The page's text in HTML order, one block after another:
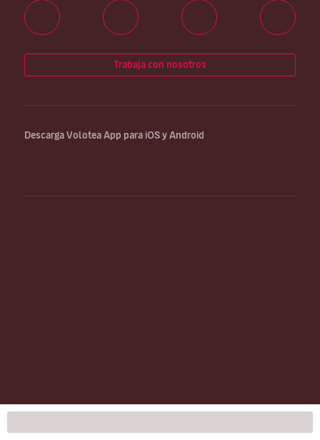
Trabaja con nosotros
Descarga Volotea App para iOS y Android